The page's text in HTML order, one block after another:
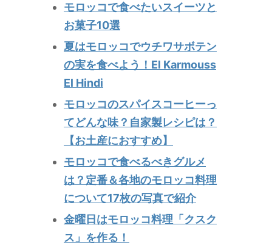
モロッコで食べたいスイーツと
お菓子10選
夏はモロッコでウチワサボテン
の実を食べよう！El Karmouss
El Hindi
モロッコのスパイスコーヒーっ
てどんな味？自家製レシピは？
【お土産におすすめ】
モロッコで食べるべきグルメ
は？定番＆各地のモロッコ料理
について17枚の写真で紹介
金曜日はモロッコ料理「クスク
ス」を作る！